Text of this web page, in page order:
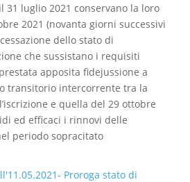
31 luglio 2021 conservano la loro
2021 (novanta giorni successivi
dello stato di
che sussistano i requisiti
apposita fidejussione a
transitorio intercorrente tra la
e quella del 29 ottobre
ed efficaci i rinnovi delle
periodo sopracitato
Proroga stato di